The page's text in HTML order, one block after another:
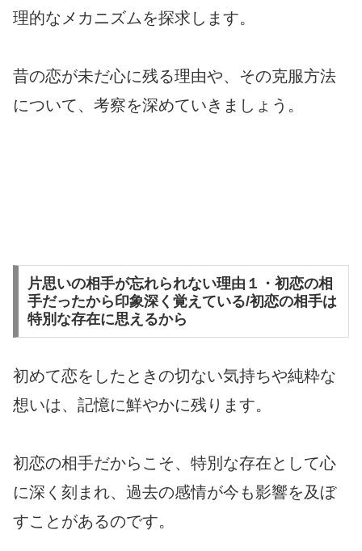
理的なメカニズムを探求します。
昔の恋が未だ心に残る理由や、その克服方法
について、考察を深めていきましょう。
片思いの相手が忘れられない理由１・初恋の相
手だったから印象深く覚えている/初恋の相手は
特別な存在に思えるから
初めて恋をしたときの切ない気持ちや純粋な
想いは、記憶に鮮やかに残ります。
初恋の相手だからこそ、特別な存在として心
に深く刻まれ、過去の感情が今も影響を及ぼ
すことがあるのです。